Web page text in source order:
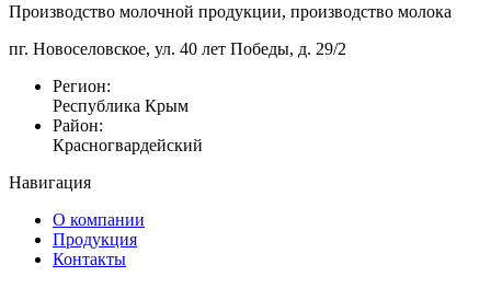
Производство молочной продукции, производство молока
пг. Новоселовское, ул. 40 лет Победы, д. 29/2
Регион:
Республика Крым
Район:
Красногвардейский
Навигация
О компании
Продукция
Контакты